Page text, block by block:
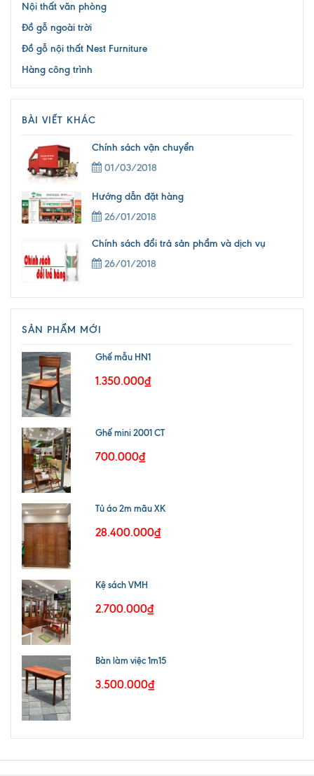
Nội thất văn phòng
Đồ gỗ ngoài trời
Đồ gỗ nội thất Nest Furniture
Hàng công trình
BÀI VIẾT KHÁC
Chính sách vận chuyển
01/03/2018
Hướng dẫn đặt hàng
26/01/2018
Chính sách đổi trả sản phẩm và dịch vụ
26/01/2018
SẢN PHẨM MỚI
Ghế mẫu HN1
1.350.000₫
Ghế mini 2001 CT
700.000₫
Tủ áo 2m mãu XK
28.400.000₫
Kệ sách VMH
2.700.000₫
Bàn làm việc 1m15
3.500.000₫